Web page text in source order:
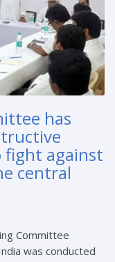
has
fight against
central
Committee
was conducted